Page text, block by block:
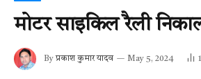
मोटर साइकिल रैली
By प्रकाश कुमार यादव May 5, 2024 1